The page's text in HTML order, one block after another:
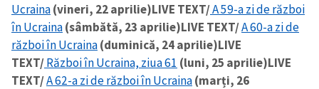
Ucraina(vineri, 22 aprilie)LIVE TEXT/A 59-a zi de război
în Ucraina(sâmbătă, 23 aprilie)LIVE TEXT/A 60-a zi de
război în Ucraina(duminică, 24 aprilie)LIVE
TEXT/Război în Ucraina, ziua 61 (luni, 25 aprilie)LIVE
TEXT/A 62-a zi de război în Ucraina(marți, 26